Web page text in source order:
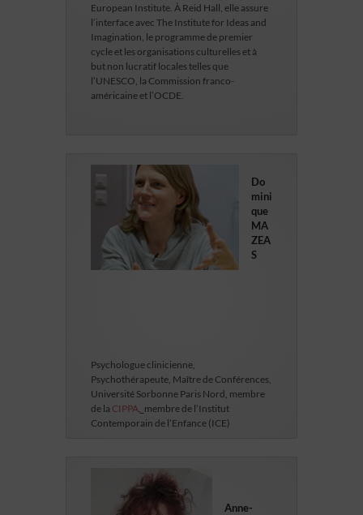
European Institute. À Reid Hall, elle assure
l’interface avec The Institute for Ideas and
Imagination, le programme de premier
cycle et les organisations culturelles et à
but non lucratif locales telles que
l’UNESCO, la Commission franco-
américaine et l’OCDE.
Do
mini
que
MA
ZEA
S
Psychologue clinicienne,
Psychothérapeute, Maître de Conférences,
Université Sorbonne Paris Nord, membre
de la CIPPA, membre de l’Institut
Contemporain de l’Enfance (ICE)
Anne-